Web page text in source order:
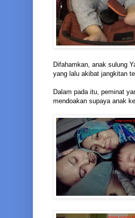
Difahamkan, anak sulung
yang lalu akibat jangkitan
Dalam pada itu, peminat
mendoakan supaya anak